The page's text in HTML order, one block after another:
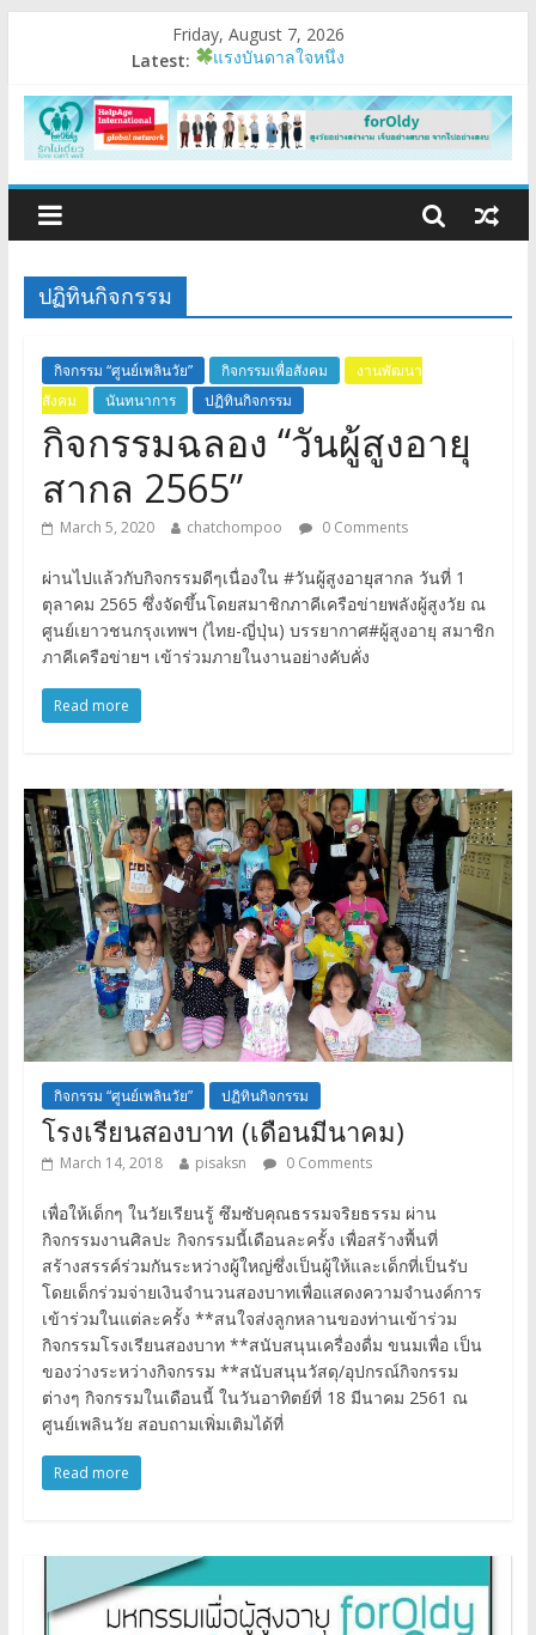
Friday, August 7, 2026
Latest:
แรงบันดาลใจหนึ่ง
อบรมเสริมสมรรถนะ
มนุษย์ต่างวัย
Fest 2026
ปฏิทินกิจกรรม
กิจกรรม “ศูนย์เพลินวัย” กิจกรรมเพื่อสังคม
งานพัฒนา
สังคม
นันทนาการ ปฏิทินกิจกรรม
กิจกรรมฉลอง “วันผู้สูงอายุ
สากล 2565”
March 5, 2020 chatchompoo 0 Comments
ผ่านไปแล้วกับกิจกรรมดีๆเนื่องใน #วันผู้สูงอายุสากล วันที่ 1
ตุลาคม 2565 ซึ่งจัดขึ้นโดยสมาชิกภาคีเครือข่ายพลังผู้สูงวัย ณ
ศูนย์เยาวชนกรุงเทพฯ (ไทย-ญี่ปุ่น) บรรยากาศ#ผู้สูงอายุ สมาชิก
ภาคีเครือข่ายฯ เข้าร่วมภายในงานอย่างคับคั่ง
Read more
กิจกรรม “ศูนย์เพลินวัย” ปฏิทินกิจกรรม
โรงเรียนสองบาท (เดือนมีนาคม)
March 14, 2018 pisaksn 0 Comments
เพื่อให้เด็กๆ ในวัยเรียนรู้ ซึมซับคุณธรรมจริยธรรม ผ่าน
กิจกรรมงานศิลปะ กิจกรรมนี้เดือนละครั้ง เพื่อสร้างพื้นที่
สร้างสรรค์ร่วมกันระหว่างผู้ใหญ่ซึ่งเป็นผู้ให้และเด็กที่เป็นรับ
โดยเด็กร่วมจ่ายเงินจำนวนสองบาทเพื่อแสดงความจำนงค์การ
เข้าร่วมในแต่ละครั้ง **สนใจส่งลูกหลานของท่านเข้าร่วม
กิจกรรมโรงเรียนสองบาท **สนับสนุนเครื่องดื่ม ขนมเพื่อ เป็น
ของว่างระหว่างกิจกรรม **สนับสนุนวัสดุ/อุปกรณ์กิจกรรม
ต่างๆ กิจกรรมในเดือนนี้ ในวันอาทิตย์ที่ 18 มีนาคม 2561 ณ
ศูนย์เพลินวัย สอบถามเพิ่มเติมได้ที่
Read more